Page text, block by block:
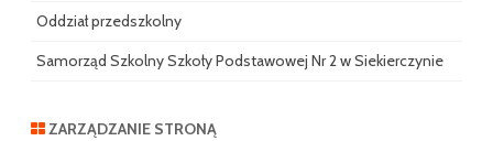
Oddział przedszkolny
Samorząd Szkolny Szkoły Podstawowej Nr 2 w Siekierczynie
ZARZĄDZANIE STRONĄ